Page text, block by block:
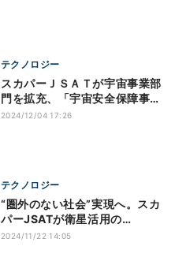
テクノロジー
スカパーＪＳＡＴが宇宙事業部
門を拡充、「宇宙安全保障事業
本部」を新設
2024/12/04 17:26
テクノロジー
“圏外のない社会”実現へ。スカ
パーJSATが衛星活用の
「NTN」技術試験開始
2024/11/22 14:05